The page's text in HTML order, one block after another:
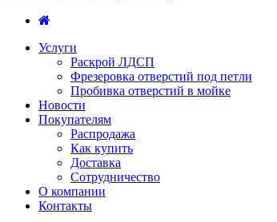
Услуги
Раскрой ЛДСП
Фрезеровка отверстий под петли
Пробивка отверстий в мойке
Новости
Покупателям
Распродажа
Как купить
Доставка
Сотрудничество
О компании
Контакты